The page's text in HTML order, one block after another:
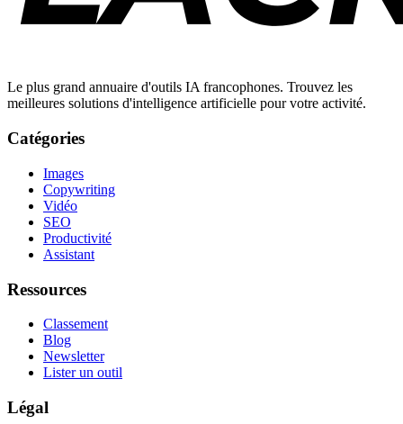
Le plus grand annuaire d'outils IA francophones. Trouvez les
meilleures solutions d'intelligence artificielle pour votre activité.
Catégories
Images
Copywriting
Vidéo
SEO
Productivité
Assistant
Ressources
Classement
Blog
Newsletter
Lister un outil
Légal